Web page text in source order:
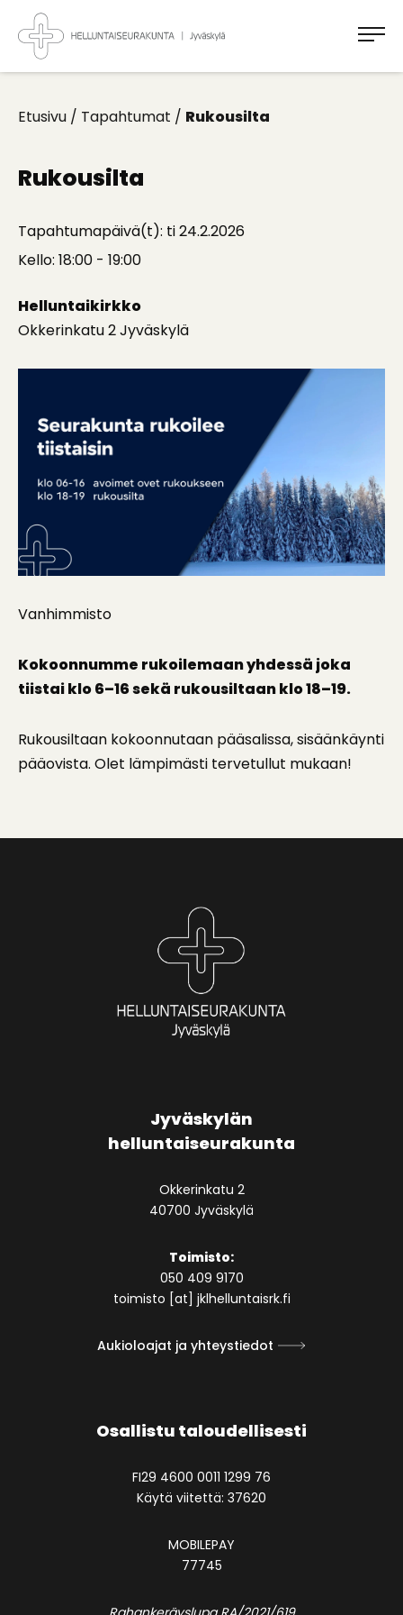
Takaisin
ylös
Jyväskylän
Helluntaiseurakunta
Koti
Etusivu / Tapahtumat / Rukousilta
Rukousilta
Tapahtumapäivä(t): ti 24.2.2026
Kello: 18:00 - 19:00
Helluntaikirkko
Okkerinkatu 2 Jyväskylä
Vanhimmisto
Kokoonnumme rukoilemaan yhdessä joka
tiistai klo 6–16 sekä rukousiltaan klo 18–19.
Rukousiltaan kokoonnutaan pääsalissa, sisäänkäynti
pääovista. Olet lämpimästi tervetullut mukaan!
Jyväskylän
helluntaiseurakunta
Okkerinkatu 2
40700 Jyväskylä
Toimisto:
050 409 9170
toimisto [at] jklhelluntaisrk.fi
Aukioloajat ja yhteystiedot
Osallistu taloudellisesti
FI29 4600 0011 1299 76
Käytä viitettä: 37620
MOBILEPAY
77745